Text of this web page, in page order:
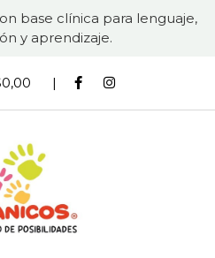
base clínica para lenguaje,
y aprendizaje.